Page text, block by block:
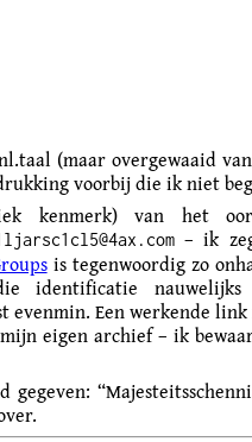
(maar overgewaaid
voorbij die ik niet
kenmerk) van het
– ik
is tegenwoordig zo
identificatie
evenmin. Een werkende
eigen archief – ik